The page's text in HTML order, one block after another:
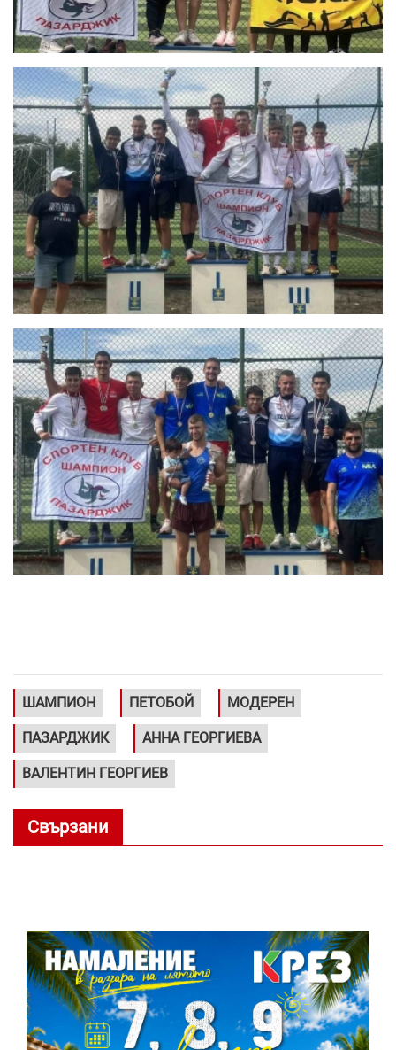
ШАМПИОН ПЕТОБОЙ МОДЕРЕН
ПАЗАРДЖИК АННА ГЕОРГИЕВА
ВАЛЕНТИН ГЕОРГИЕВ
Свързани